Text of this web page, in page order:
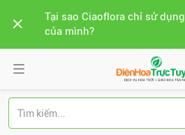
Tại sao Ciaoflora chỉ sử
của mình?